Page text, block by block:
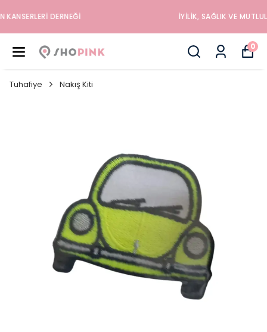
İYILIK, SAĞLIK VE MUTLULUK DÜKKANINA HOŞGELDINIZ
0
Tuhafiye Nakış Kiti